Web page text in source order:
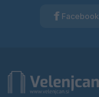
Facebook